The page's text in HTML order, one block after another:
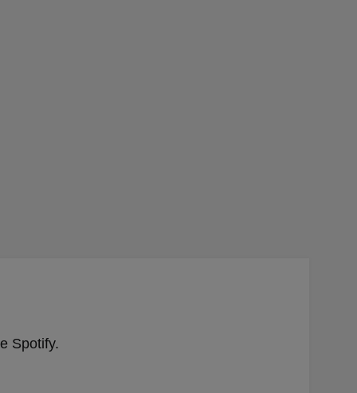
Spotify.